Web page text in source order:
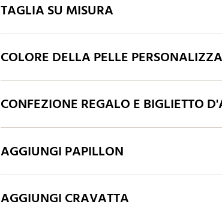
TAGLIA SU MISURA
COLORE DELLA PELLE
CONFEZIONE REGALO E BIGLIETTO
AGGIUNGI PAPILLON
AGGIUNGI CRAVATTA